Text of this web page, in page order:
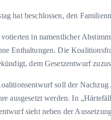
hat beschlossen, den
in namentlicher
Enthaltungen. Die
dem Gesetzentwurf
soll der
ausgesetzt werden. In
sieht neben der